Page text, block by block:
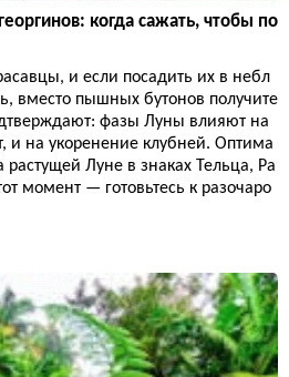
когда сажать, чтобы по
и если посадить их в небл
вместо пышных бутонов получите
фазы Луны влияют на
и на укоренение клубней. Оптима
Луне в знаках Тельца, Ра
момент — готовьтесь к разочаро